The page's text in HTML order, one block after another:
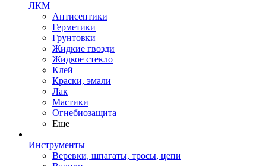
ЛКМ
Антисептики
Герметики
Грунтовки
Жидкие гвозди
Жидкое стекло
Клей
Краски, эмали
Лак
Мастики
Огнебиозащита
Еще
Инструменты
Веревки, шпагаты, тросы, цепи